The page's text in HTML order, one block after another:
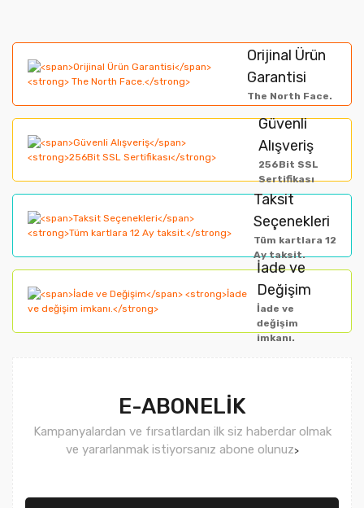
Yorum Yaz
formunu kullanarak tarafımıza iletebilirsiniz.
Görüş ve önerileriniz için teşekkür ederiz.
Ürün resmi kalitesiz, bozuk veya görüntülenemiyor.
Ürün açıklamasında eksik bilgiler bulunuyor.
Bu ürüne benzer farklı alternatifler olmalı.
Orijinal Ürün
Garantisi
The North Face.
Güvenli
Alışveriş
256Bit SSL
Sertifikası
Taksit
Seçenekleri
Tüm kartlara 12
Ay taksit.
İade ve
Değişim
İade ve
değişim
imkanı.
E-ABONELİK
Kampanyalardan ve fırsatlardan ilk siz haberdar olmak
ve yararlanmak istiyorsanız abone olunuz>